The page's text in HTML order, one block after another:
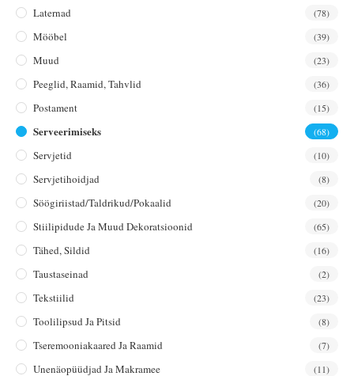
Laternad (78)
Mööbel (39)
Muud (23)
Peeglid, Raamid, Tahvlid (36)
Postament (15)
Serveerimiseks (68)
Servjetid (10)
Servjetihoidjad (8)
Söögiriistad/taldrikud/pokaalid (20)
Stiilipidude Ja Muud Dekoratsioonid (65)
Tähed, Sildid (16)
Taustaseinad (2)
Tekstiilid (23)
Toolilipsud Ja Pitsid (8)
Tseremooniakaared Ja Raamid (7)
Unenäopüüdjad Ja Makramee (11)